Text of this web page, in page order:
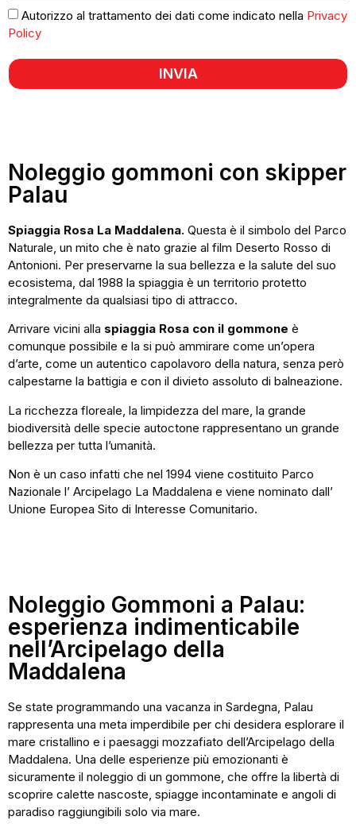
Autorizzo al trattamento dei dati come indicato nella Privacy
Policy
INVIA
Noleggio gommoni con skipper
Palau
Spiaggia Rosa La Maddalena. Questa è il simbolo del Parco
Naturale, un mito che è nato grazie al film Deserto Rosso di
Antonioni. Per preservarne la sua bellezza e la salute del suo
ecosistema, dal 1988 la spiaggia è un territorio protetto
integralmente da qualsiasi tipo di attracco.
Arrivare vicini alla spiaggia Rosa con il gommone è
comunque possibile e la si può ammirare come un’opera
d’arte, come un autentico capolavoro della natura, senza però
calpestarne la battigia e con il divieto assoluto di balneazione.
La ricchezza floreale, la limpidezza del mare, la grande
biodiversità delle specie autoctone rappresentano un grande
bellezza per tutta l’umanità.
Non è un caso infatti che nel 1994 viene costituito Parco
Nazionale l’ Arcipelago La Maddalena e viene nominato dall’
Unione Europea Sito di Interesse Comunitario.
Noleggio Gommoni a Palau:
esperienza indimenticabile
nell’Arcipelago della
Maddalena
Se state programmando una vacanza in Sardegna, Palau
rappresenta una meta imperdibile per chi desidera esplorare il
mare cristallino e i paesaggi mozzafiato dell’Arcipelago della
Maddalena. Una delle esperienze più emozionanti è
sicuramente il noleggio di un gommone, che offre la libertà di
scoprire calette nascoste, spiagge incontaminate e angoli di
paradiso raggiungibili solo via mare.